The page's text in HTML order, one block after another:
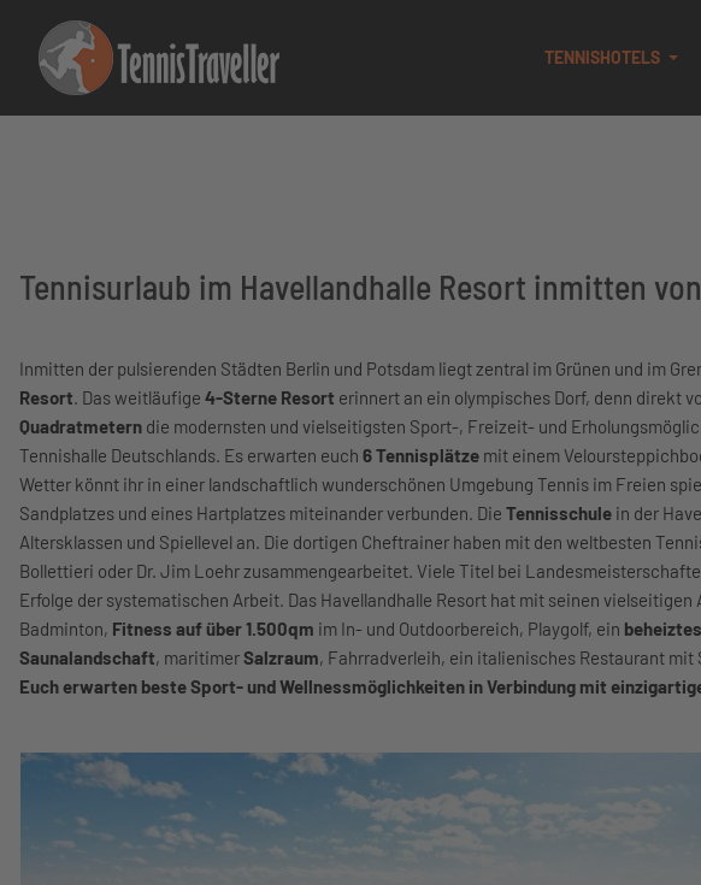
TENNISHOTELS
Tennisurlaub im Havellandhalle Resort inmitten
Inmitten der pulsierenden Städten Berlin und Potsdam liegt zentral im Grünen und im
Resort. Das weitläufige 4-Sterne Resort erinnert an ein olympisches Dorf, denn direkt
Quadratmetern die modernsten und vielseitigsten Sport-, Freizeit- und
Tennishalle Deutschlands. Es erwarten euch 6 Tennisplätze mit einem
Wetter könnt ihr in einer landschaftlich wunderschönen Umgebung Tennis im Freien
Sandplatzes und eines Hartplatzes miteinander verbunden. Die Tennisschule in der
Altersklassen und Spiellevel an. Die dortigen Cheftrainer haben mit den weltbesten
Bollettieri oder Dr. Jim Loehr zusammengearbeitet. Viele Titel bei
Erfolge der systematischen Arbeit. Das Havellandhalle Resort hat mit seinen
Badminton, Fitness auf über 1.500qm im In- und Outdoorbereich, Playgolf, ein
Saunalandschaft, maritimerSalzraum, Fahrradverleih, ein italienisches Restaurant
Euch erwarten beste Sport- und Wellnessmöglichkeiten in Verbindung mit